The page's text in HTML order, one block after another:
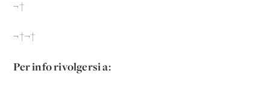
¬†
¬†¬†
Per info rivolgersi a: